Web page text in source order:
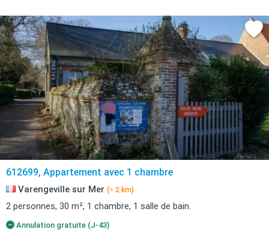
612699, Appartement avec 1 chambre
Varengeville sur Mer (≈ 2 km)
2 personnes, 30 m², 1 chambre, 1 salle de bain.
Annulation gratuite (J-43)